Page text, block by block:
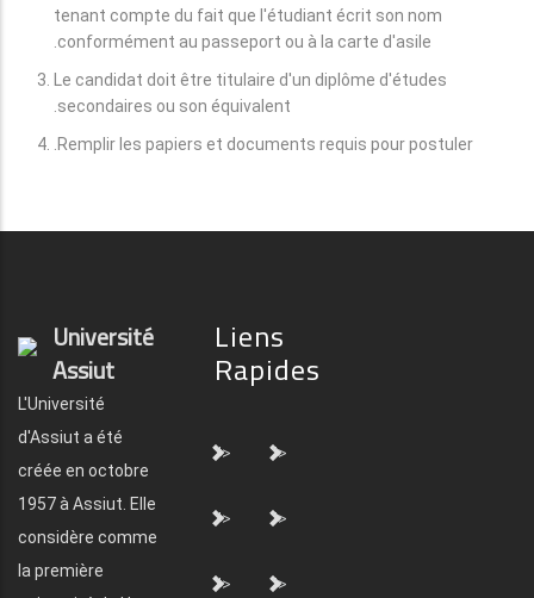
tenant compte du fait que l'étudiant écrit son nom
conformément au passeport ou à la carte d'asile.
Le candidat doit être titulaire d'un diplôme d'études
secondaires ou son équivalent.
Remplir les papiers et documents requis pour postuler.
Université
Assiut
L'Université
d'Assiut a été
créée en octobre
1957 à Assiut. Elle
considère comme
la première
Liens
Rapides
"> ">
"> ">
"> ">